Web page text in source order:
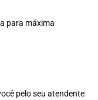
para máxima
pelo seu atendente